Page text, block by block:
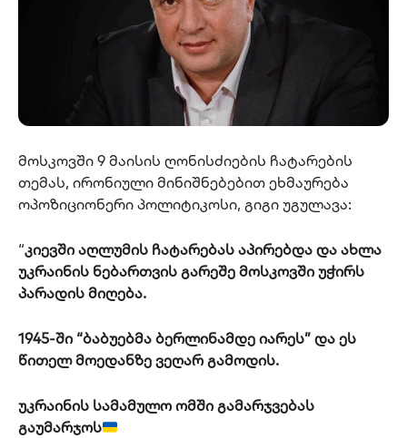
მოსკოვში 9 მაისის ღონისძიების ჩატარების
თემას, ირონიული მინიშნებებით ეხმაურება
ოპოზიციონერი პოლიტიკოსი, გიგი უგულავა:
“კიევში აღლუმის ჩატარებას აპირებდა და ახლა
უკრაინის ნებართვის გარეშე მოსკოვში უჭირს
პარადის მიღება.
1945-ში “ბაბუებმა ბერლინამდე იარეს” და ეს
წითელ მოედანზე ვეღარ გამოდის.
უკრაინის სამამულო ომში გამარჯვებას
გაუმარჯოს